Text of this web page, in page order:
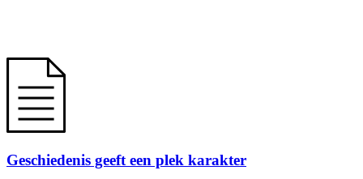
Geschiedenis geeft een plek karakter